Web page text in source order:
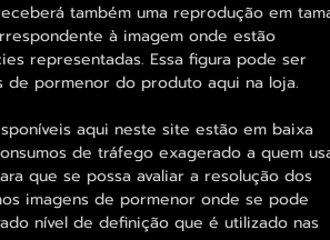
também uma reprodução em
à imagem onde estão
representadas. Essa figura pode ser
de pormenor do produto aqui na loja.
aqui neste site estão em baixa
de tráfego exagerado a quem
que se possa avaliar a resolução dos
imagens de pormenor onde se pode
nível de definição que é utilizado nas